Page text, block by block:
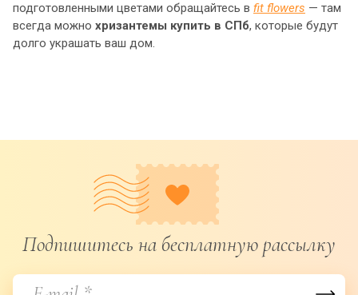
подготовленными цветами обращайтесь в fit flowers — там
всегда можно хризантемы купить в СПб, которые будут
долго украшать ваш дом.
Подпишитесь на бесплатную рассылку